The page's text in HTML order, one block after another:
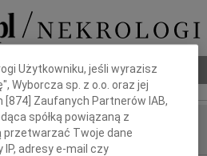
pogrzebowy
Użytkowniku, jeśli wyrazisz
Wyborcza sp. z o.o. oraz jej
[874 ] Zaufanych Partnerów IAB,
spółką powiązaną z
przetwarzać Twoje dane
adresy e-mail czy